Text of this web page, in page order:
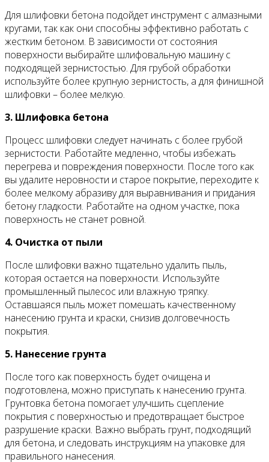
Для шлифовки бетона подойдет инструмент с алмазными
кругами, так как они способны эффективно работать с
жестким бетоном. В зависимости от состояния
поверхности выбирайте шлифовальную машину с
подходящей зернистостью. Для грубой обработки
используйте более крупную зернистость, а для финишной
шлифовки – более мелкую.
3. Шлифовка бетона
Процесс шлифовки следует начинать с более грубой
зернистости. Работайте медленно, чтобы избежать
перегрева и повреждения поверхности. После того как
вы удалите неровности и старое покрытие, переходите к
более мелкому абразиву для выравнивания и придания
бетону гладкости. Работайте на одном участке, пока
поверхность не станет ровной.
4. Очистка от пыли
После шлифовки важно тщательно удалить пыль,
которая остается на поверхности. Используйте
промышленный пылесос или влажную тряпку.
Оставшаяся пыль может помешать качественному
нанесению грунта и краски, снизив долговечность
покрытия.
5. Нанесение грунта
После того как поверхность будет очищена и
подготовлена, можно приступать к нанесению грунта.
Грунтовка бетона помогает улучшить сцепление
покрытия с поверхностью и предотвращает быстрое
разрушение краски. Важно выбрать грунт, подходящий
для бетона, и следовать инструкциям на упаковке для
правильного нанесения.